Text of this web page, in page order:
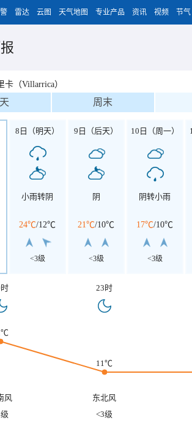
雷达 云图 天气地图 专业产品 资讯 视频 节气
卡（Villarrica）
周末
8日（明天）
小雨转阴
24℃/12℃
<3级
9日（后天）
阴
21℃/10℃
<3级
10日（周一）
阴转小雨
17℃/10℃
<3级
23时
11℃
风
东北风
<3级